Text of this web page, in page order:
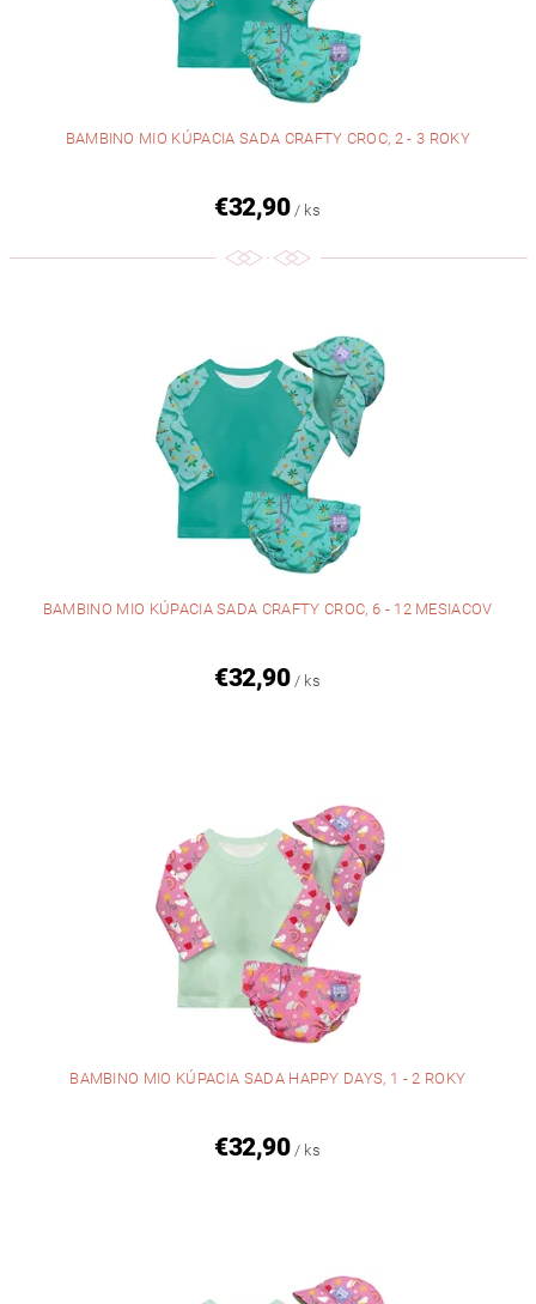
BAMBINO MIO KÚPACIA SADA CRAFTY CROC, 2 - 3 ROKY
€32,90 / ks
BAMBINO MIO KÚPACIA SADA CRAFTY CROC, 6 - 12 MESIACOV
€32,90 / ks
BAMBINO MIO KÚPACIA SADA HAPPY DAYS, 1 - 2 ROKY
€32,90 / ks